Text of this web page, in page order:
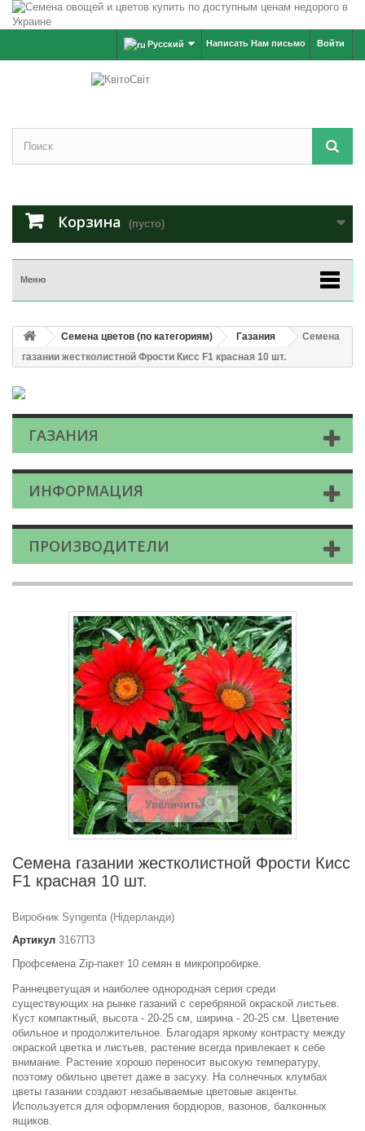
Войти
Написать Нам письмо
Русский
Корзина (пусто)
Меню
Семена цветов (по категориям) Газания
Семена
газании жестколистной Фрости Кисс F1 красная 10 шт.
ГАЗАНИЯ
ИНФОРМАЦИЯ
ПРОИЗВОДИТЕЛИ
Увеличить
Семена газании жестколистной Фрости Кисс
F1 красная 10 шт.
Виробник Syngenta (Нідерланди)
Артикул 3167ПЗ
Профсемена Zip-пакет 10 семян в микропробирке.
Раннецветущая и наиболее однородная серия среди
существующих на рынке газаний с серебряной окраской листьев.
Куст компактный, высота - 20-25 см, ширина - 20-25 см. Цветение
обильное и продолжительное. Благодаря яркому контрасту между
окраской цветка и листьев, растение всегда привлекает к себе
внимание. Растение хорошо переносит высокую температуру,
поэтому обильно цветет даже в засуху. На солнечных клумбах
цветы газании создают незабываемые цветовые акценты.
Используется для оформления бордюров, вазонов, балконных
ящиков.